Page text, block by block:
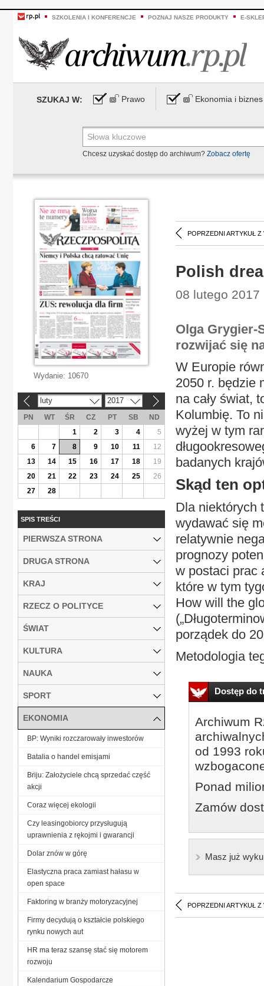
SZKOLENIA I KONFERENCJE POZNAJ NASZE PRODUKTY E-
SZUKAJ W: Prawo Ekonomia i biznes
Chcesz uzyskać dostęp do archiwum? Zobacz ofertę
POPRZEDNI ARTYKUŁ Z
Polish
08 lutego 2017
Olga Grygier-
rozwijać się
W Europie
2050 r. będzie
na cały świat,
Kolumbię. To
wyżej w tym
badanych
Skąd ten
Dla niektórych
wydawać się
relatywnie
prognozy
w postaci prac
które w tym
How will the
porządek do
Metodologia
Dostęp do
Archiwum
od 1993
Ponad
Zamów
Masz już
POPRZEDNI ARTYKUŁ Z
Wydanie: 10670
luty 2017
PN WT ŚR CZ PT SB
ND
1
2 3 4
5
6
7 8 9 10 11
12
13
14 15 16 17 18
19
20
21 22 23 24 25
26
27
28
SPIS TREŚCI
PIERWSZA STRONA
DRUGA STRONA
KRAJ
RZECZ O POLITYCE
ŚWIAT
KULTURA
NAUKA
SPORT
EKONOMIA
BP: Wyniki rozczarowały inwestorów
Batalia o handel emisjami
Briju: Założyciele chcą sprzedać część
akcji
Coraz więcej ekologii
Czy leasingobiorcy przysługują
uprawnienia z rękojmi i gwarancji
Dolar znów w górę
Elastyczna praca zamiast hałasu w
open space
Faktoring w branży motoryzacyjnej
Firmy decydują o kształcie polskiego
rynku nowych aut
HR ma teraz szansę stać się motorem
rozwoju
Kalendarium Gospodarcze